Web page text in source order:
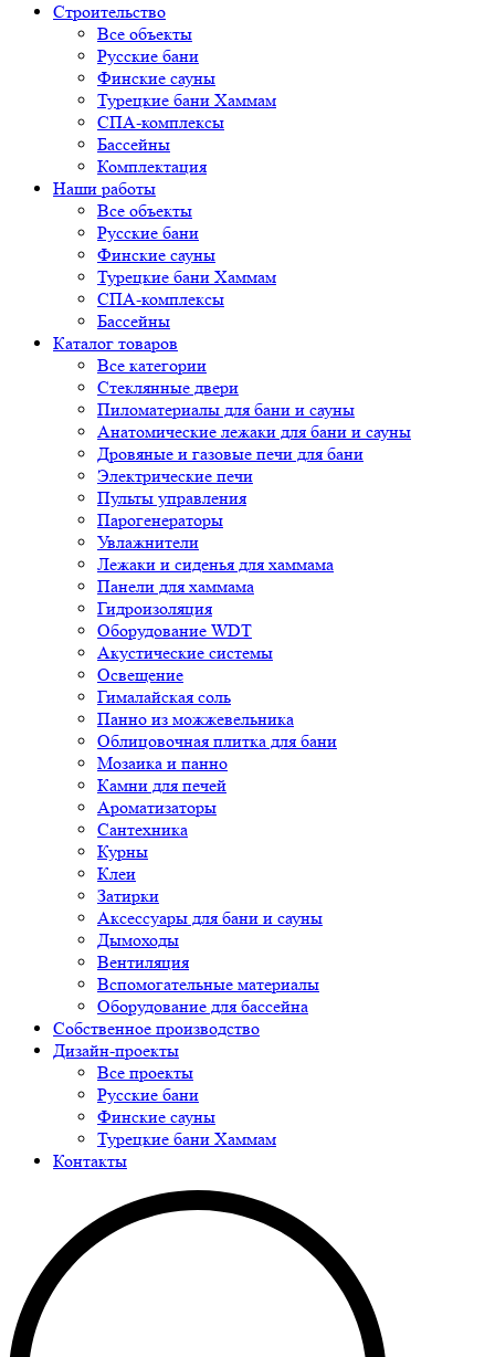
Строительство
Все объекты
Русские бани
Финские сауны
Турецкие бани Хаммам
СПА-комплексы
Бассейны
Комплектация
Наши работы
Все объекты
Русские бани
Финские сауны
Турецкие бани Хаммам
СПА-комплексы
Бассейны
Каталог товаров
Все категории
Стеклянные двери
Пиломатериалы для бани и сауны
Анатомические лежаки для бани и сауны
Дровяные и газовые печи для бани
Электрические печи
Пульты управления
Парогенераторы
Увлажнители
Лежаки и сиденья для хаммама
Панели для хаммама
Гидроизоляция
Оборудование WDT
Акустические системы
Освещение
Гималайская соль
Панно из можжевельника
Облицовочная плитка для бани
Мозаика и панно
Камни для печей
Ароматизаторы
Сантехника
Курны
Клеи
Затирки
Аксессуары для бани и сауны
Дымоходы
Вентиляция
Вспомогательные материалы
Оборудование для бассейна
Собственное производство
Дизайн-проекты
Все проекты
Русские бани
Финские сауны
Турецкие бани Хаммам
Контакты